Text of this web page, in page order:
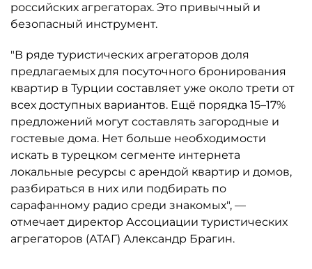
российских агрегаторах. Это привычный и
безопасный инструмент.
"В ряде туристических агрегаторов доля
предлагаемых для посуточного бронирования
квартир в Турции составляет уже около трети от
всех доступных вариантов. Ещё порядка 15–17%
предложений могут составлять загородные и
гостевые дома. Нет больше необходимости
искать в турецком сегменте интернета
локальные ресурсы с арендой квартир и домов,
разбираться в них или подбирать по
сарафанному радио среди знакомых", —
отмечает директор Ассоциации туристических
агрегаторов (АТАГ) Александр Брагин.